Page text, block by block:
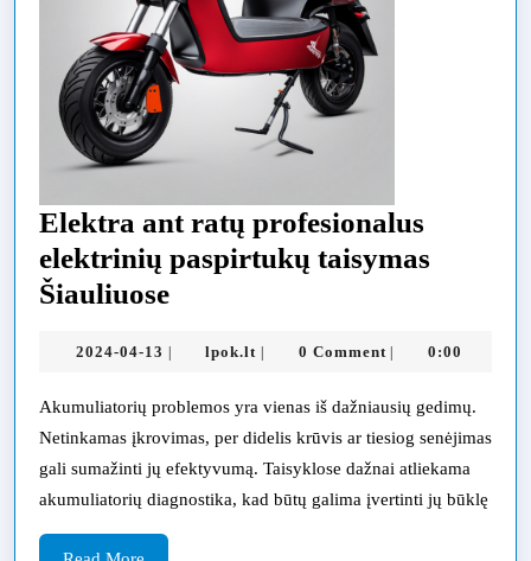
Elektra ant ratų profesionalus
elektrinių paspirtukų taisymas
ŠiauliuoseElektra
ratų
profesionalus
elektrinių
paspirtukų
taisymas
2024-04-13 2024-
| lpok.lt lpok.lt
| 0 Comment | 0:00
Akumuliatorių problemos yra vienas iš dažniausių gedimų.
Netinkamas įkrovimas, per didelis krūvis ar tiesiog senėjimas
gali sumažinti jų efektyvumą. Taisyklose dažnai atliekama
akumuliatorių diagnostika, kad būtų galima įvertinti jų būklę